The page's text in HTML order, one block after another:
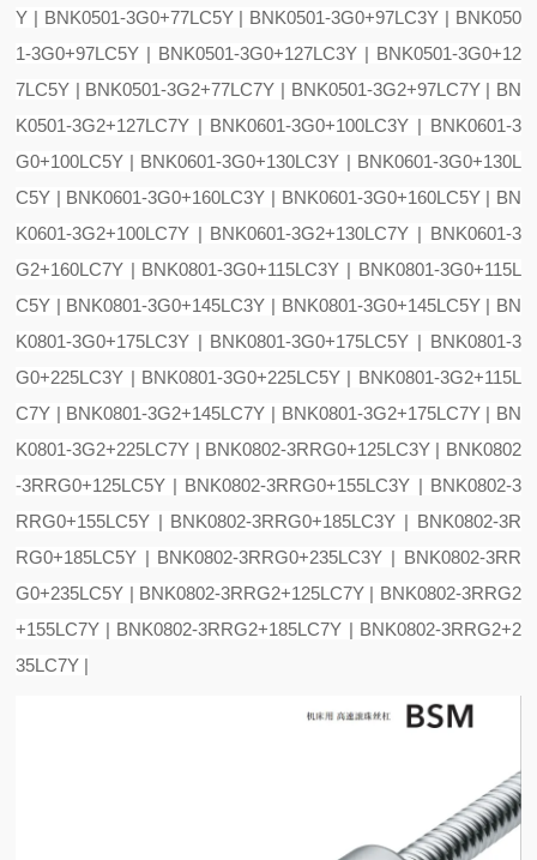
Y | BNK0501-3G0+77LC5Y | BNK0501-3G0+97LC3Y | BNK050
1-3G0+97LC5Y | BNK0501-3G0+127LC3Y | BNK0501-3G0+12
7LC5Y | BNK0501-3G2+77LC7Y | BNK0501-3G2+97LC7Y | BN
K0501-3G2+127LC7Y | BNK0601-3G0+100LC3Y | BNK0601-3
G0+100LC5Y | BNK0601-3G0+130LC3Y | BNK0601-3G0+130L
C5Y | BNK0601-3G0+160LC3Y | BNK0601-3G0+160LC5Y | BN
K0601-3G2+100LC7Y | BNK0601-3G2+130LC7Y | BNK0601-3
G2+160LC7Y | BNK0801-3G0+115LC3Y | BNK0801-3G0+115L
C5Y | BNK0801-3G0+145LC3Y | BNK0801-3G0+145LC5Y | BN
K0801-3G0+175LC3Y | BNK0801-3G0+175LC5Y | BNK0801-3
G0+225LC3Y | BNK0801-3G0+225LC5Y | BNK0801-3G2+115L
C7Y | BNK0801-3G2+145LC7Y | BNK0801-3G2+175LC7Y | BN
K0801-3G2+225LC7Y | BNK0802-3RRG0+125LC3Y | BNK0802
-3RRG0+125LC5Y | BNK0802-3RRG0+155LC3Y | BNK0802-3
RRG0+155LC5Y | BNK0802-3RRG0+185LC3Y | BNK0802-3R
RG0+185LC5Y | BNK0802-3RRG0+235LC3Y | BNK0802-3RR
G0+235LC5Y | BNK0802-3RRG2+125LC7Y | BNK0802-3RRG2
+155LC7Y | BNK0802-3RRG2+185LC7Y | BNK0802-3RRG2+2
35LC7Y |